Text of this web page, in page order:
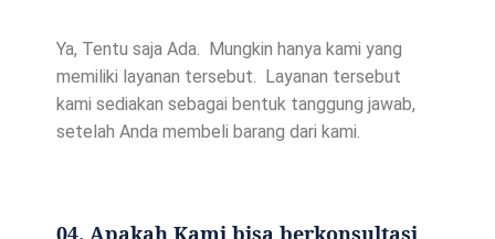
Ya, Tentu saja Ada. Mungkin hanya kami yang
memiliki layanan tersebut. Layanan tersebut
kami sediakan sebagai bentuk tanggung jawab,
setelah Anda membeli barang dari kami.
04. Apakah Kami bisa berkonsultasi